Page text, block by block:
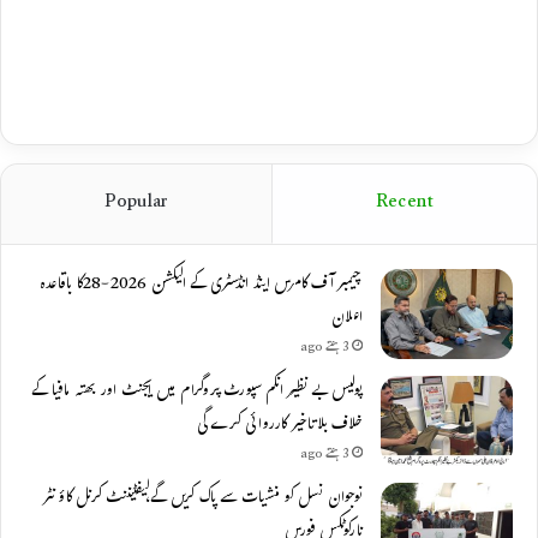
Recent
Popular
چیمبر آف کامرس اینڈ انڈسٹری کے الیکشن 2026-28کا باقاعدہ
اعلان
3 ہفتے ago
پولیس بے نظیر انکم سپورٹ پروگرام میں ایجنٹ اور بھتہ مافیا کے
خلاف بلاتاخیر کارروائی کرے گی
3 ہفتے ago
نوجوان نسل کو منشیات سے پاک کریں گے،لیفٹیننٹ کرنل کاؤنٹر